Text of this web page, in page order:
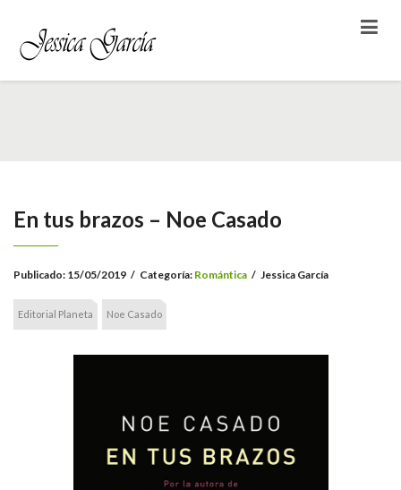
En tus brazos – Noe Casado
Publicado: 15/05/2019 / Categoría: Romántica / Jessica García
Editorial Planeta Noe Casado